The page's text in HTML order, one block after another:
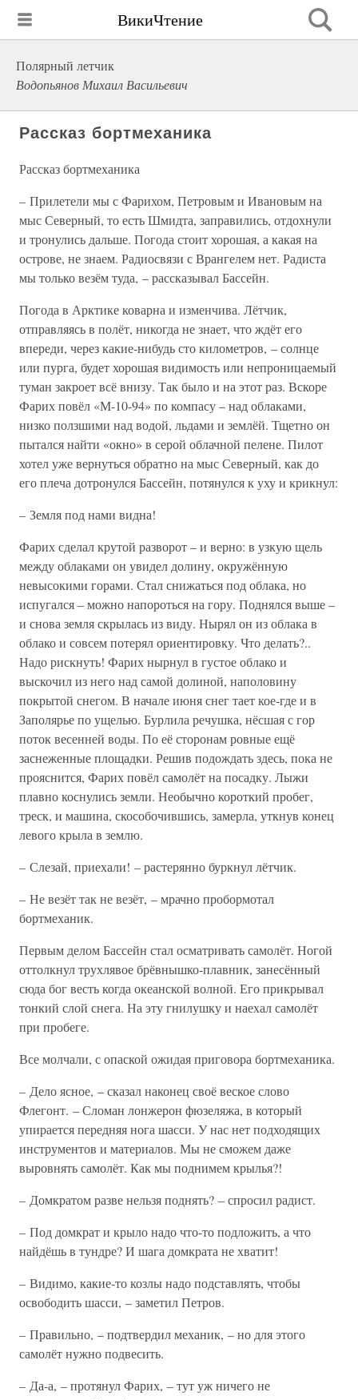
ВикиЧтение
Полярный летчик
Водопьянов Михаил Васильевич
Рассказ бортмеханика
Рассказ бортмеханика
– Прилетели мы с Фарихом, Петровым и Ивановым на
мыс Северный, то есть Шмидта, заправились, отдохнули
и тронулись дальше. Погода стоит хорошая, а какая на
острове, не знаем. Радиосвязи с Врангелем нет. Радиста
мы только везём туда, – рассказывал Бассейн.
Погода в Арктике коварна и изменчива. Лётчик,
отправляясь в полёт, никогда не знает, что ждёт его
впереди, через какие-нибудь сто километров, – солнце
или пурга, будет хорошая видимость или непроницаемый
туман закроет всё внизу. Так было и на этот раз. Вскоре
Фарих повёл «М-10-94» по компасу – над облаками,
низко ползшими над водой, льдами и землёй. Тщетно он
пытался найти «окно» в серой облачной пелене. Пилот
хотел уже вернуться обратно на мыс Северный, как до
его плеча дотронулся Бассейн, потянулся к уху и крикнул:
– Земля под нами видна!
Фарих сделал крутой разворот – и верно: в узкую щель
между облаками он увидел долину, окружённую
невысокими горами. Стал снижаться под облака, но
испугался – можно напороться на гору. Поднялся выше –
и снова земля скрылась из виду. Нырял он из облака в
облако и совсем потерял ориентировку. Что делать?..
Надо рискнуть! Фарих нырнул в густое облако и
выскочил из него над самой долиной, наполовину
покрытой снегом. В начале июня снег тает кое-где и в
Заполярье по ущелью. Бурлила речушка, нёсшая с гор
поток весенней воды. По её сторонам ровные ещё
заснеженные площадки. Решив подождать здесь, пока не
прояснится, Фарих повёл самолёт на посадку. Лыжи
плавно коснулись земли. Необычно короткий пробег,
треск, и машина, скособочившись, замерла, уткнув конец
левого крыла в землю.
– Слезай, приехали! – растерянно буркнул лётчик.
– Не везёт так не везёт, – мрачно пробормотал
бортмеханик.
Первым делом Бассейн стал осматривать самолёт. Ногой
оттолкнул трухлявое брёвнышко-плавник, занесённый
сюда бог весть когда океанской волной. Его прикрывал
тонкий слой снега. На эту гнилушку и наехал самолёт
при пробеге.
Все молчали, с опаской ожидая приговора бортмеханика.
– Дело ясное, – сказал наконец своё веское слово
Флегонт. – Сломан лонжерон фюзеляжа, в который
упирается передняя нога шасси. У нас нет подходящих
инструментов и материалов. Мы не сможем даже
выровнять самолёт. Как мы поднимем крылья?!
– Домкратом разве нельзя поднять? – спросил радист.
– Под домкрат и крыло надо что-то подложить, а что
найдёшь в тундре? И шага домкрата не хватит!
– Видимо, какие-то козлы надо подставлять, чтобы
освободить шасси, – заметил Петров.
– Правильно, – подтвердил механик, – но для этого
самолёт нужно подвесить.
– Да-а, – протянул Фарих, – тут уж ничего не